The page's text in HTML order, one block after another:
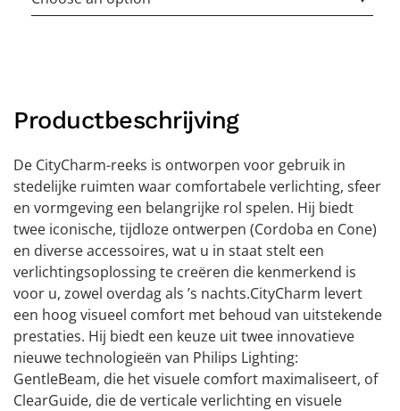
Productbeschrijving
De CityCharm-reeks is ontworpen voor gebruik in
stedelijke ruimten waar comfortabele verlichting, sfeer
en vormgeving een belangrijke rol spelen. Hij biedt
twee iconische, tijdloze ontwerpen (Cordoba en Cone)
en diverse accessoires, wat u in staat stelt een
verlichtingsoplossing te creëren die kenmerkend is
voor u, zowel overdag als ’s nachts.CityCharm levert
een hoog visueel comfort met behoud van uitstekende
prestaties. Hij biedt een keuze uit twee innovatieve
nieuwe technologieën van Philips Lighting:
GentleBeam, die het visuele comfort maximaliseert, of
ClearGuide, die de verticale verlichting en visuele